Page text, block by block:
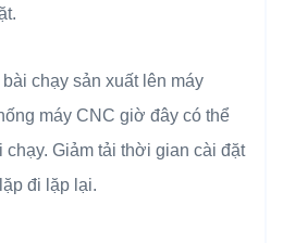
chạy sản xuất lên máy
máy CNC giờ đây có thể
chạy. Giảm tải thời gian cài đặt
đi lặp lại.